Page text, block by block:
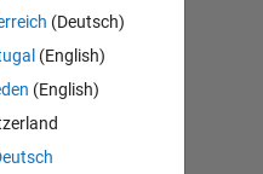
(Deutsch)
(English)
(English)